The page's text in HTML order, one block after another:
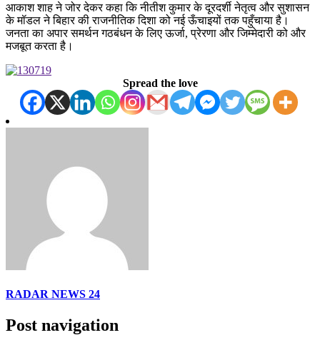
आकाश शाह ने जोर देकर कहा कि नीतीश कुमार के दूरदर्शी नेतृत्व और सुशासन
के मॉडल ने बिहार की राजनीतिक दिशा को नई ऊँचाइयों तक पहुँचाया है।
जनता का अपार समर्थन गठबंधन के लिए ऊर्जा, प्रेरणा और जिम्मेदारी को और
मजबूत करता है।
Spread the love
RADAR NEWS 24
Post navigation